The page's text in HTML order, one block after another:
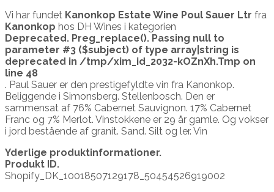
Vi har fundet Kanonkop Estate Wine Poul Sauer Ltr fra
Kanonkop hos DH Wines i kategorien
Deprecated. Preg_replace(). Passing null to
parameter #3 ($subject) of type array|string is
deprecated in /tmp/xim_id_2032-kOZnXh.Tmp on
line 48
. Paul Sauer er den prestigefyldte vin fra Kanonkop.
Beliggende i Simonsberg. Stellenbosch. Den er
sammensat af 76% Cabernet Sauvignon. 17% Cabernet
Franc og 7% Merlot. Vinstokkene er 29 år gamle. Og vokser
i jord bestående af granit. Sand. Silt og ler. Vin
Yderlige produktinformationer.
Produkt ID.
Shopify_DK_10018507129178_50454526919002